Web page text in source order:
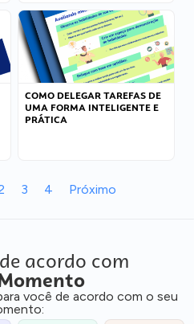
COMO DELEGAR TAREFAS DE
UMA FORMA INTELIGENTE E
PRÁTICA
3 4 Próximo
acordo com
você de acordo com o seu